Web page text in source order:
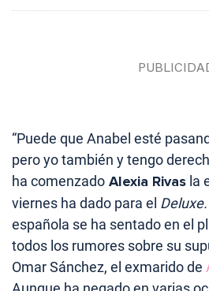
“Puede que Anabel esté
pero yo también y tengo
ha comenzado Alexia Rivas la
viernes ha dado para el Deluxe.
española se ha sentado en el
todos los rumores sobre su
Omar Sánchez, el exmarido de